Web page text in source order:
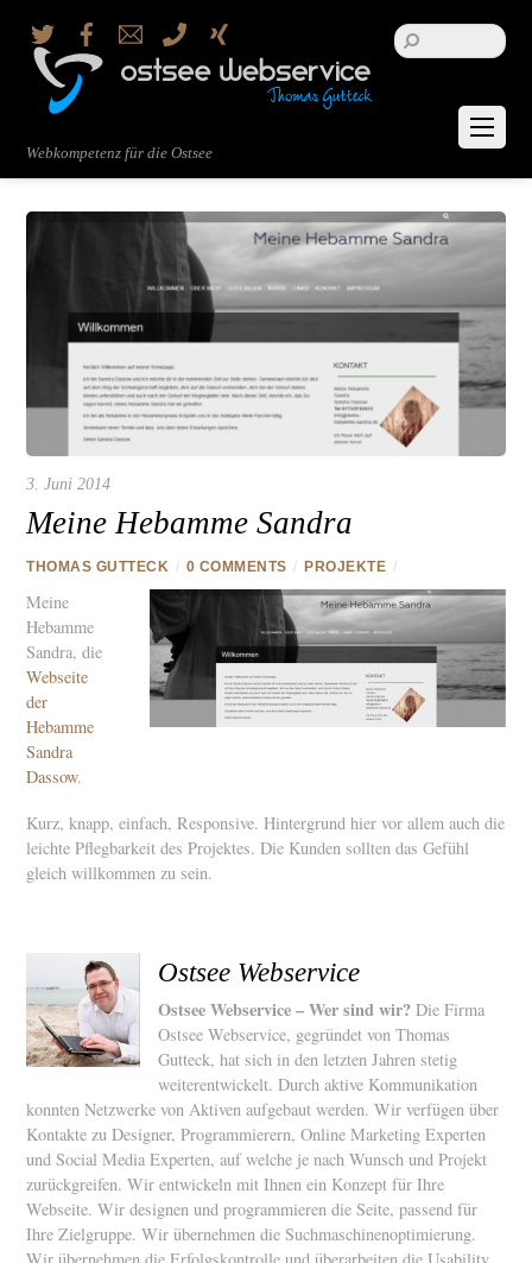
Webkompetenz für die Ostsee
Twitter FacebookEmail Telefon
3. Juni 2014
Meine Hebamme Sandra
THOMAS GUTTECK / 0 COMMENTS / PROJEKTE /
Meine
Hebamme
Sandra, die
Webseite
der
Hebamme
Sandra
Dassow.
Kurz, knapp, einfach, Responsive. Hintergrund hier vor allem auch die
leichte Pflegbarkeit des Projektes. Die Kunden sollten das Gefühl
gleich willkommen zu sein.
Ostsee Webservice
Ostsee Webservice – Wer sind wir? Die Firma
Ostsee Webservice, gegründet von Thomas
Gutteck, hat sich in den letzten Jahren stetig
weiterentwickelt. Durch aktive Kommunikation
konnten Netzwerke von Aktiven aufgebaut werden. Wir verfügen über
Kontakte zu Designer, Programmierern, Online Marketing Experten
und Social Media Experten, auf welche je nach Wunsch und Projekt
zurückgreifen. Wir entwickeln mit Ihnen ein Konzept für Ihre
Webseite. Wir designen und programmieren die Seite, passend für
Ihre Zielgruppe. Wir übernehmen die Suchmaschinenoptimierung.